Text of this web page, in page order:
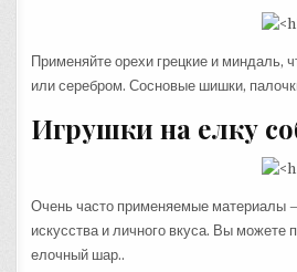
Применяйте орехи грецкие и миндаль,
или серебром. Сосновые шишки,
Игрушки на елку
Очень часто применяемые материалы
искусства и личного вкуса. Вы можете
елочный шар..